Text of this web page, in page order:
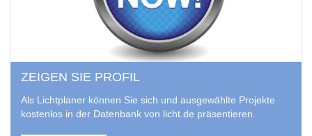
ZEIGEN SIE PROFIL
Als Lichtplaner können Sie sich und ausgewählte Projekte
kostenlos in der Datenbank von licht.de präsentieren.